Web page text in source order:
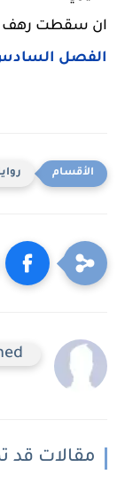
ان سقطت رهف
الفصل
مقالات قد